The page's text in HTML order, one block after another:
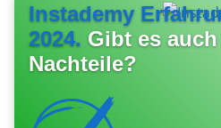
Instademy
2024. Gibt es auch
Nachteile?